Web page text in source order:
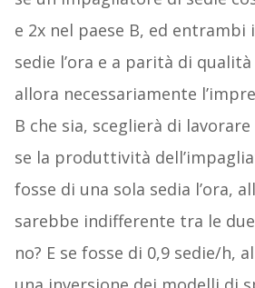
e 2x nel paese B, ed entrambi
sedie l’ora e a parità di
allora necessariamente
B che sia, sceglierà di lavorare
se la produttività
fosse di una sola sedia l’ora,
sarebbe indifferente tra le
no? E se fosse di 0,9 sedie/h,